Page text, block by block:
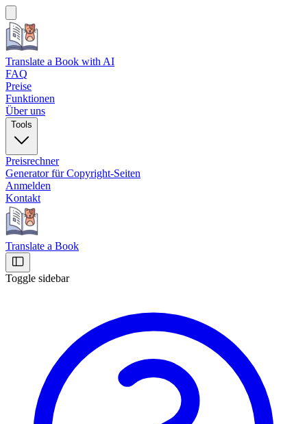
Translate a Book with AI
FAQ
Preise
Funktionen
Über uns
Tools
Preisrechner
Generator für Copyright-Seiten
Anmelden
Kontakt
Translate a Book
Toggle sidebar